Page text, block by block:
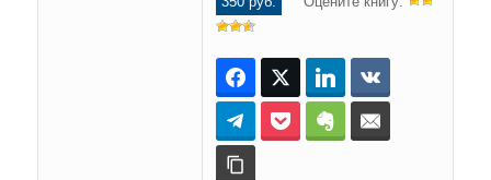
FacebookTwitter LinkedIn
TelegramPocket Evernote